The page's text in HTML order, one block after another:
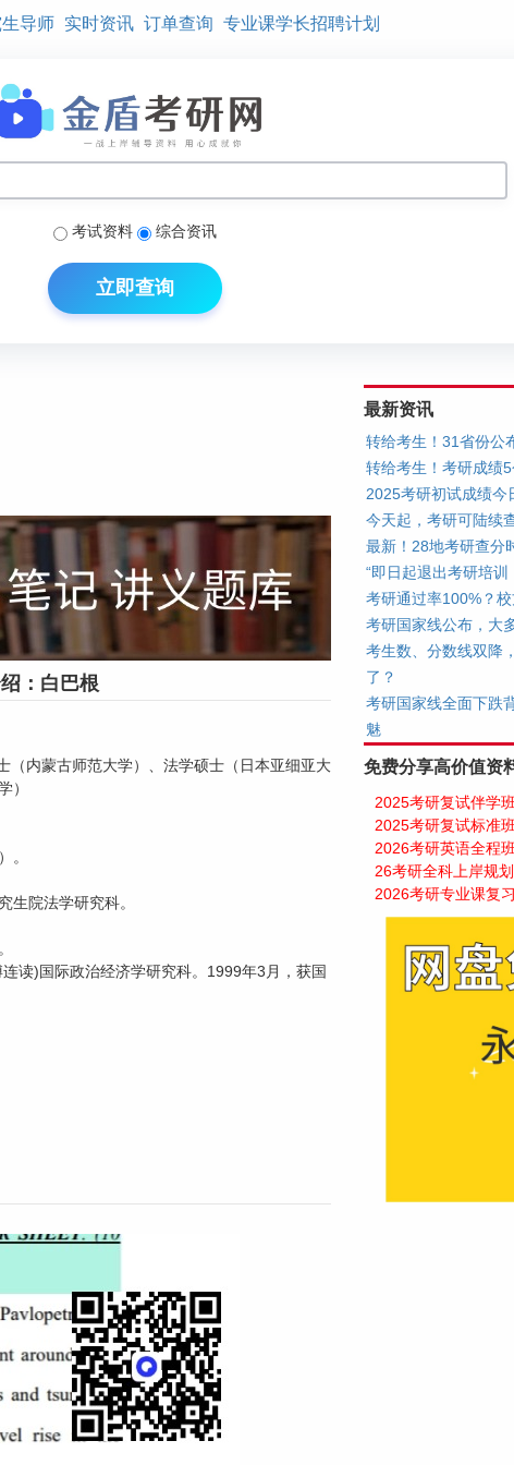
导师 实时资讯 订单查询 专业课学长招聘计划
考试资料 综合资讯
立即查询
：白巴根
（内蒙古师范大学）、法学硕士（日本亚细亚大
）
。
院法学研究科。
读)国际政治经济学研究科。1999年3月，获国
最新资讯
转给考生！31省份公
转给考生！考研成绩
2025考研初试成绩今
今天起，考研可陆续
最新！28地考研查分
“即日起退出考研培
考研通过率100%？
考研国家线公布，大
考生数、分数线双降
了？
考研国家线全面下跌
魅
免费分享高价值资
2025考研复试伴学班
2025考研复试标准班
2026考研英语全程班
26考研全科上岸规划
2026考研专业课复